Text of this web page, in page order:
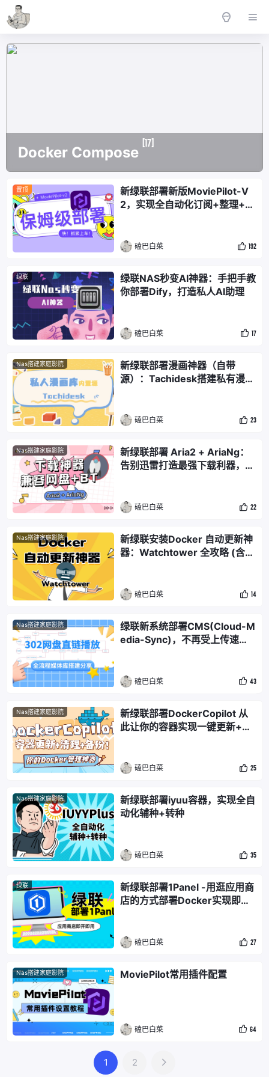
Docker Compose
[17]
置顶
新绿联部署新版MoviePilot-V
2，实现全自动化订阅+整理+削
磕巴白菜 192
绿联
绿联NAS秒变AI神器：手把手教
你部署Dify，打造私人AI助理
磕巴白菜 17
Nas搭建家庭影院
新绿联部署漫画神器（自带
源）：Tachidesk搭建私有漫画
磕巴白菜 23
Nas搭建家庭影院
新绿联部署 Aria2 + AriaNg：
告别迅雷打造最强下载利器，网
磕巴白菜 22
Nas搭建家庭影院
新绿联安装Docker 自动更新神
器：Watchtower 全攻略 (含常
磕巴白菜 14
Nas搭建家庭影院
绿联新系统部署CMS(Cloud-M
edia-Sync)，不再受上传速度
磕巴白菜 43
Nas搭建家庭影院
新绿联部署DockerCopilot 从
此让你的容器实现一键更新+清
磕巴白菜 25
Nas搭建家庭影院
新绿联部署iyuu容器，实现全自
动化辅种+转种
磕巴白菜 35
绿联
新绿联部署1Panel -用逛应用商
店的方式部署Docker实现即开
磕巴白菜 27
Nas搭建家庭影院 MoviePilot常用插件配置
磕巴白菜 64
1 2